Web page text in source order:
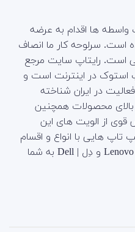
واسطه ها اقدام به عرضه
است. سرلوحه کار ما انصاف
است. رایتاپ سایت مرجع
در اینترنت است و
سابقه فعالیت در ایران شناخته
محصولات همچنین
از الویت های این
تاپ هایی با انواع و اقسام
برندهایی نظیر اچ پی | HP لنوو | Lenovo و دِل | Dell به شما